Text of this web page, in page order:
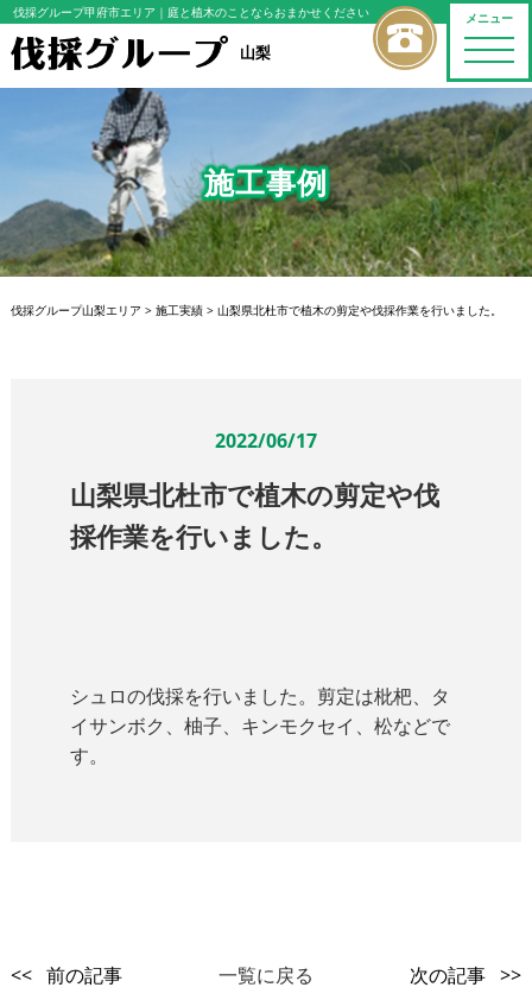
メニュー
toggle
伐採グループ甲府市エリア ｜庭と植木のことならおまかせください
山梨
施工事例
伐採グループ山梨エリア > 施工実績> 山梨県北杜市で植木の剪定や伐採作業を行いました。
2022/06/17
山梨県北杜市で植木の剪定や伐
採作業を行いました。
シュロの伐採を行いました。剪定は枇杷、タ
イサンボク、柚子、キンモクセイ、松などで
す。
<< 前の記事 一覧に戻る 次の記事 >>